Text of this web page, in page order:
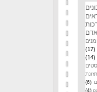
(17)
(14)
תזונת
(6)
(4)